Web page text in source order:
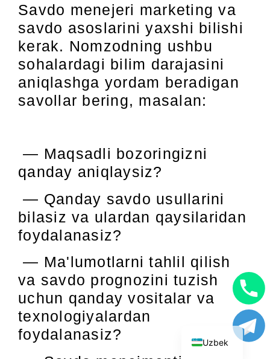
Savdo menejeri marketing va
savdo asoslarini yaxshi bilishi
kerak. Nomzodning ushbu
sohalardagi bilim darajasini
aniqlashga yordam beradigan
savollar bering, masalan:
— Maqsadli bozoringizni
qanday aniqlaysiz?
— Qanday savdo usullarini
bilasiz va ulardan qaysilaridan
foydalanasiz?
— Ma'lumotlarni tahlil qilish
va savdo prognozini tuzish
uchun qanday vositalar va
texnologiyalardan
foydalanasiz?
Uzbek
Russian
English